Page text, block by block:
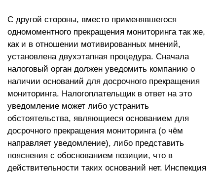
С другой стороны, вместо применявшегося
одномоментного прекращения мониторинга так же,
как и в отношении мотивированных мнений,
установлена двухэтапная процедура. Сначала
налоговый орган должен уведомить компанию о
наличии оснований для досрочного прекращения
мониторинга. Налогоплательщик в ответ на это
уведомление может либо устранить
обстоятельства, являющиеся основанием для
досрочного прекращения мониторинга (о чём
направляет уведомление), либо представить
пояснения с обоснованием позиции, что в
действительности таких оснований нет. Инспекция